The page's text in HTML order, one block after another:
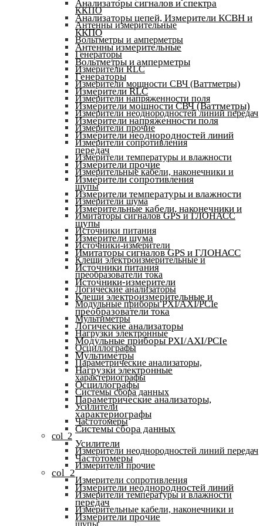
ККПО
Антенны измерительные
Вольтметры и амперметры
Генераторы
Измерители RLC
Измерители мощности СВЧ (Ваттметры)
Измерители напряженности поля
Измерители неоднородностей линий передач
Измерители прочие
Измерители сопротивления
Измерители температуры и влажности
Измерительные кабели, наконечники и
щупы
Измерители шума
Имитаторы сигналов GPS и ГЛОНАСС
Источники питания
Источники-измерители
Клещи электроизмерительные и
преобразователи тока
Логические анализаторы
Модульные приборы PXI/AXI/PCIe
Мультиметры
Нагрузки электронные
Осциллографы
Параметрические анализаторы,
характериографы
Системы сбора данных
Усилители
Частотомеры
col_2
Измерители неоднородностей линий передач
Измерители прочие
Измерители сопротивления
Измерители температуры и влажности
Измерительные кабели, наконечники и
щупы
Анализаторы сигналов и спектра
Анализаторы цепей, Измерители КСВН и
ККПО
Антенны измерительные
Вольтметры и амперметры
Генераторы
Измерители RLC
Измерители мощности СВЧ (Ваттметры)
Измерители напряженности поля
Измерители неоднородностей линий
передач
Измерители прочие
Измерители сопротивления
Измерители температуры и влажности
Измерительные кабели, наконечники и
щупы
Измерители шума
Имитаторы сигналов GPS и ГЛОНАСС
Источники питания
Источники-измерители
Клещи электроизмерительные и
преобразователи тока
Логические анализаторы
Модульные приборы PXI/AXI/PCIe
Мультиметры
Нагрузки электронные
Осциллографы
Параметрические анализаторы,
характериографы
Системы сбора данных
Усилители
Частотомеры
col_2
Измерители неоднородностей линий
передач
Измерители прочие